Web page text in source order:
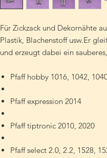
Für Zickzack und Dekornähte
Plastik, Blachenstoff usw.Er
und erzeugt dabei ein
Pfaff hobby 1016, 1042,
Pfaff expression 2014
Pfaff tiptronic 2010, 2020
Pfaff select 2.0, 2.2, 1528,